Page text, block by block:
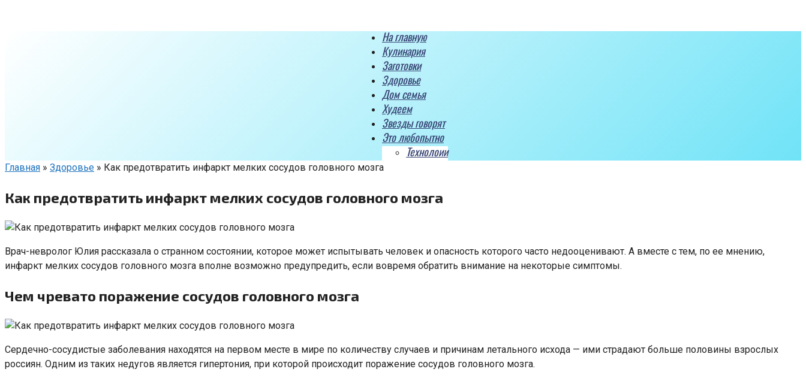
На главную
Кулинария
Заготовки
Здоровье
Дом семья
Худеем
Звезды говорят
Это любопытно
Технолоии
Главная » Здоровье » Как предотвратить инфаркт мелких сосудов головного мозга
Как предотвратить инфаркт мелких сосудов головного мозга
Врач-невролог Юлия рассказала о странном состоянии, которое может испытывать человек и опасность которого часто недооценивают. А вместе с тем, по ее мнению,
инфаркт мелких сосудов головного мозга вполне возможно предупредить, если вовремя обратить внимание на некоторые симптомы.
Чем чревато поражение сосудов головного мозга
Сердечно-сосудистые заболевания находятся на первом месте в мире по количеству случаев и причинам летального исхода — ими страдают больше половины взрослых
россиян. Одним из таких недугов является гипертония, при которой происходит поражение сосудов головного мозга.